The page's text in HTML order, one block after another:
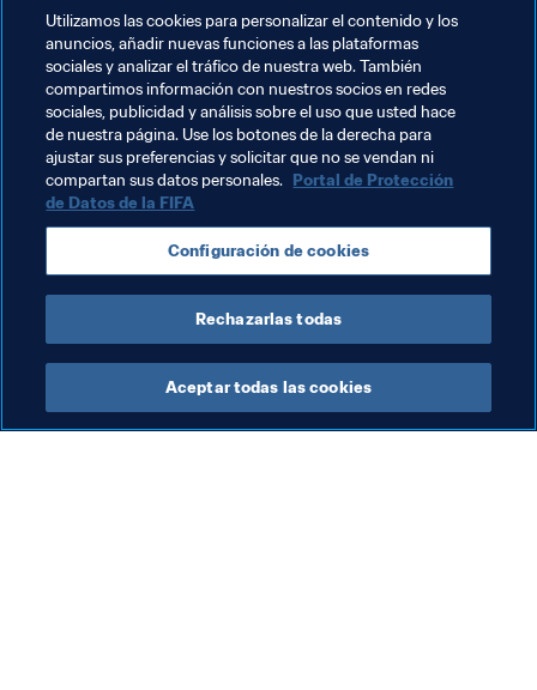
nunca habíamos visto a equipos como las Islas
Salomón”.
Temas relacionados
Competiciones Australia Azerbaijan
Mozambique Solomon Islands Uzbekistan
Vietnam CAF AFC UEFA OFC
Utilizamos las cookies para personalizar el contenido y los
anuncios, añadir nuevas funciones a las plataformas
sociales y analizar el tráfico de nuestra web. También
compartimos información con nuestros socios en redes
sociales, publicidad y análisis sobre el uso que usted hace
de nuestra página. Use los botones de la derecha para
ajustar sus preferencias y solicitar que no se vendan ni
compartan sus datos personales. Portal de Protección
de Datos de la FIFA
Configuración de cookies
Rechazarlas todas
Aceptar todas las cookies